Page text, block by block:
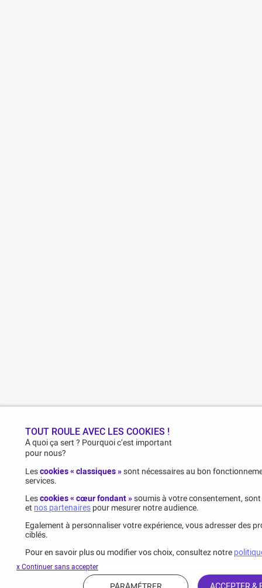
TOUT ROULE AVEC LES COOKIES !
A quoi ça sert ? Pourquoi c’est important
pour nous?
Lescookies « classiques »sont nécessaires au bon
services.
Lescookies « cœur fondant »soumis à votre consentement,
et nos partenaires pour mesurer notre audience.
Egalement à personnaliser votre expérience, vous adresser des
ciblés.
Pour en savoir plus ou modifier vos choix, consultez notre
x Continuer sans accepter